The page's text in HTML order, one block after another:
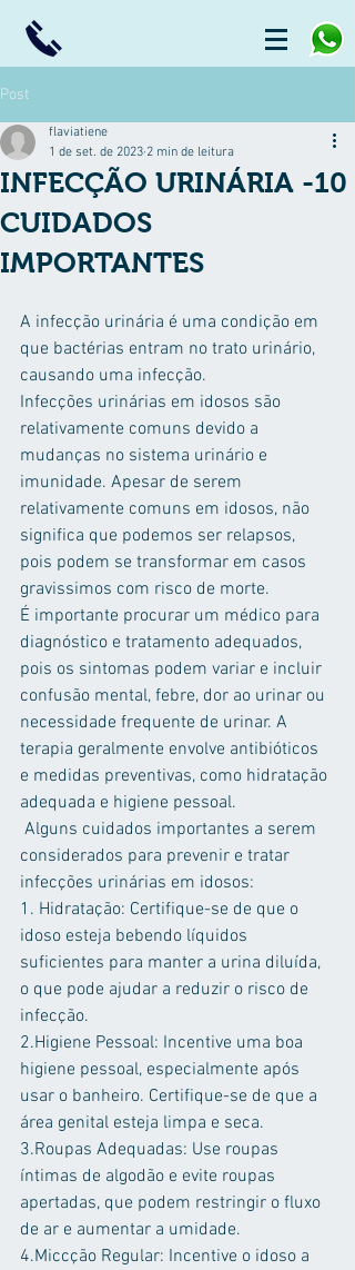
Post
INFECÇÃO URINÁRIA -10
CUIDADOS
IMPORTANTES
flaviatiene
1 de set. de 2023 2 min de leitura
A infecção urinária é uma condição em
que bactérias entram no trato urinário,
causando uma infecção.
Infecções urinárias em idosos são
relativamente comuns devido a
mudanças no sistema urinário e
imunidade. Apesar de serem
relativamente comuns em idosos, não
significa que podemos ser relapsos,
pois podem se transformar em casos
gravissimos com risco de morte.
É importante procurar um médico para
diagnóstico e tratamento adequados,
pois os sintomas podem variar e incluir
confusão mental, febre, dor ao urinar ou
necessidade frequente de urinar. A
terapia geralmente envolve antibióticos
e medidas preventivas, como hidratação
adequada e higiene pessoal.
considerados para prevenir e tratar
infecções urinárias em idosos:
1. Hidratação: Certifique-se de que o
idoso esteja bebendo líquidos
suficientes para manter a urina diluída,
o que pode ajudar a reduzir o risco de
infecção.
2.Higiene Pessoal: Incentive uma boa
higiene pessoal, especialmente após
usar o banheiro. Certifique-se de que a
área genital esteja limpa e seca.
3.Roupas Adequadas: Use roupas
íntimas de algodão e evite roupas
apertadas, que podem restringir o fluxo
de ar e aumentar a umidade.
4.Miccção Regular: Incentive o idoso a